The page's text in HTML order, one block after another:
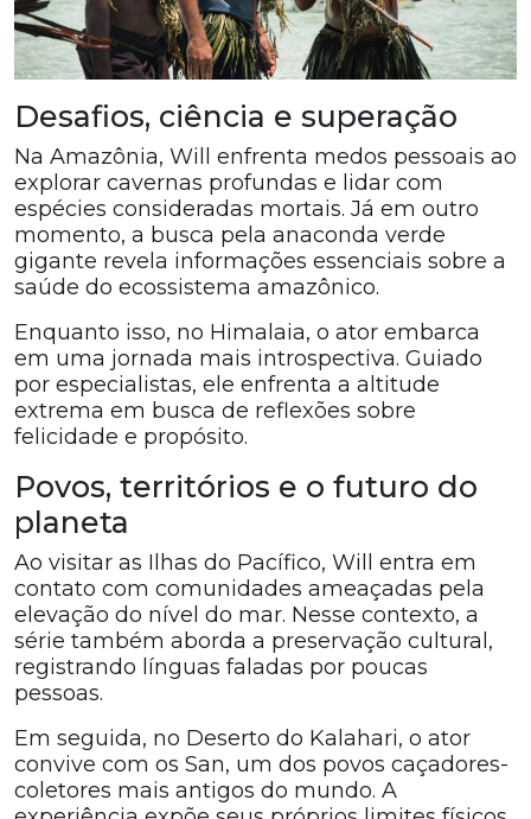
Desafios, ciência e superação
Na Amazônia, Will enfrenta medos pessoais ao
explorar cavernas profundas e lidar com
espécies consideradas mortais. Já em outro
momento, a busca pela anaconda verde
gigante revela informações essenciais sobre a
saúde do ecossistema amazônico.
Enquanto isso, no Himalaia, o ator embarca
em uma jornada mais introspectiva. Guiado
por especialistas, ele enfrenta a altitude
extrema em busca de reflexões sobre
felicidade e propósito.
Povos, territórios e o futuro do
planeta
Ao visitar as Ilhas do Pacífico, Will entra em
contato com comunidades ameaçadas pela
elevação do nível do mar. Nesse contexto, a
série também aborda a preservação cultural,
registrando línguas faladas por poucas
pessoas.
Em seguida, no Deserto do Kalahari, o ator
convive com os San, um dos povos caçadores-
coletores mais antigos do mundo. A